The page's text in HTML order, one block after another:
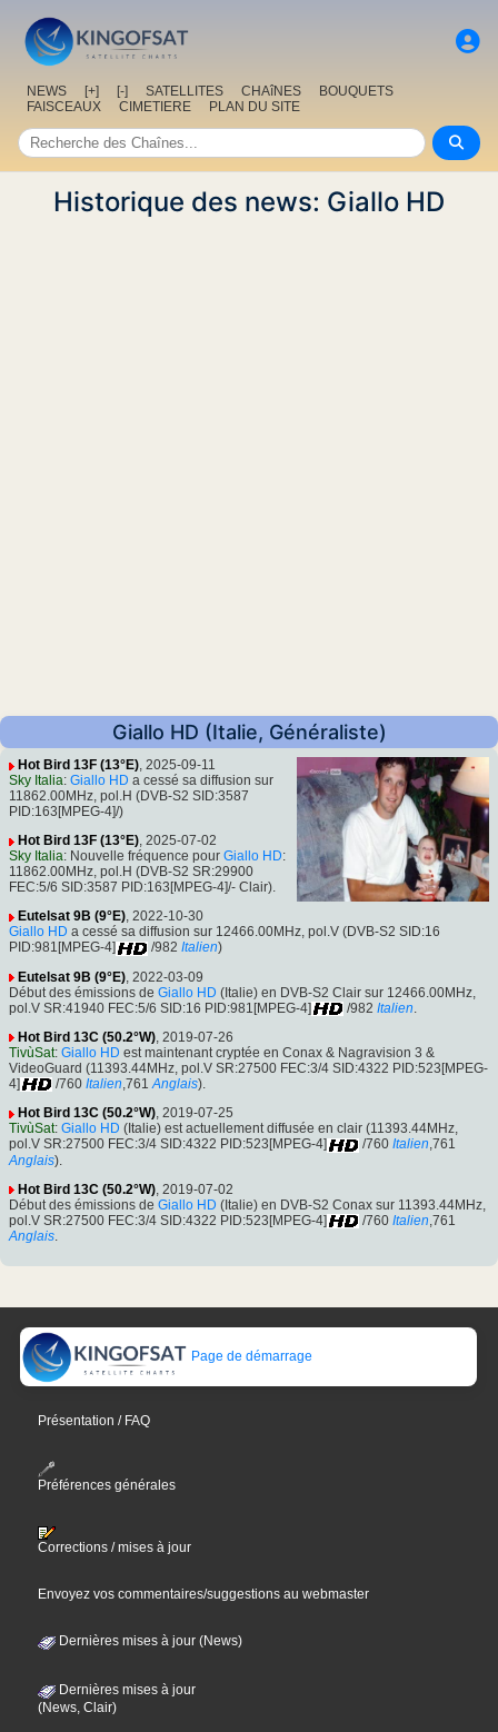
NEWS [+] [-] SATELLITES CHAîNES
BOUQUETS
FAISCEAUX
CIMETIERE PLAN DU SITE
Historique des news: Giallo HD
Giallo HD (Italie, Généraliste)
Hot Bird 13F (13°E), 2025-09-11
Sky Italia: Giallo HD a cessé sa diffusion sur
11862.00MHz, pol.H (DVB-S2 SID:3587
PID:163[MPEG-4]/)
Hot Bird 13F (13°E), 2025-07-02
Sky Italia: Nouvelle fréquence pour Giallo HD:
11862.00MHz, pol.H (DVB-S2 SR:29900
FEC:5/6 SID:3587 PID:163[MPEG-4]/- Clair).
Eutelsat 9B (9°E), 2022-10-30
Giallo HD a cessé sa diffusion sur 12466.00MHz, pol.V (DVB-S2 SID:16
PID:981[MPEG-4]
/982 Italien)
Eutelsat 9B (9°E) , 2022-03-09
Début des émissions de Giallo HD (Italie) en DVB-S2 Clair sur 12466.00MHz,
pol.V SR:41940 FEC:5/6 SID:16 PID:981[MPEG-4]
/982 Italien
Hot Bird 13C (50.2°W), 2019-07-26
TivùSat: Giallo HD est maintenant cryptée en Conax & Nagravision 3 &
VideoGuard (11393.44MHz, pol.V SR:27500 FEC:3/4 SID:4322 PID:523[MPEG-
4]
/760 Italien,761 Anglais).
Hot Bird 13C (50.2°W), 2019-07-25
TivùSat: Giallo HD (Italie) est actuellement diffusée en clair (11393.44MHz,
pol.V SR:27500 FEC:3/4 SID:4322 PID:523[MPEG-4]
/760 Italien,761
Anglais).
Hot Bird 13C (50.2°W) , 2019-07-02
Début des émissions de Giallo HD (Italie) en DVB-S2 Conax sur 11393.44MHz,
pol.V SR:27500 FEC:3/4 SID:4322 PID:523[MPEG-4]
/760 Italien ,761
Anglais.
Page de démarrage
Présentation / FAQ
Préférences générales
Corrections / mises à jour
Envoyez vos commentaires/suggestions au webmaster
Dernières mises à jour (News)
Dernières mises à jour
(News, Clair)